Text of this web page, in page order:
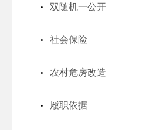
双随机一公开
社会保险
农村危房改造
履职依据